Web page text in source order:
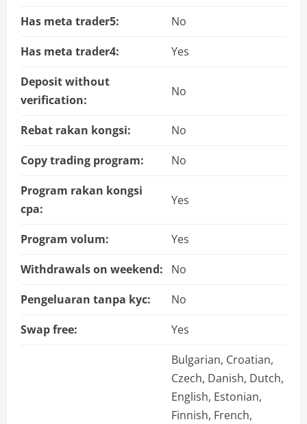
Has meta trader5:
No
Has meta trader4:
Yes
Deposit without
verification:
No
Rebat rakan kongsi:
No
Copy trading program:
No
Program rakan kongsi
cpa:
Yes
Program volum:
Yes
Withdrawals on weekend:
No
Pengeluaran tanpa kyc:
No
Swap free:
Yes
Bulgarian, Croatian,
Czech, Danish, Dutch,
English, Estonian,
Finnish, French,